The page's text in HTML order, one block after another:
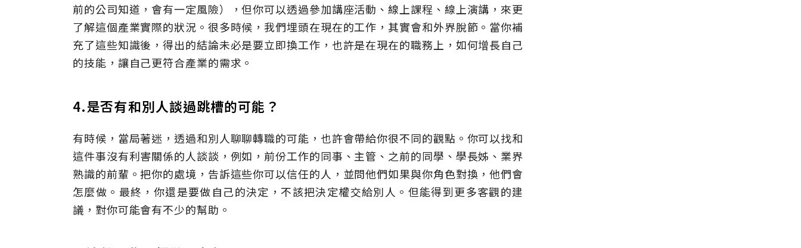
前的公司知道，會有一定風險），但你可以透過參加講座活動、線上課程、線上演講，來更
了解這個產業實際的狀況。很多時候，我們埋頭在現在的工作，其實會和外界脫節。當你補
充了這些知識後，得出的結論未必是要立即換工作，也許是在現在的職務上，如何增長自己
的技能，讓自己更符合產業的需求。
4.是否有和別人談過跳槽的可能？
有時候，當局著迷，透過和別人聊聊轉職的可能，也許會帶給你很不同的觀點。你可以找和
這件事沒有利害關係的人談談，例如，前份工作的同事、主管、之前的同學、學長姊、業界
熟識的前輩。把你的處境，告訴這些你可以信任的人，並問他們如果與你角色對換，他們會
怎麼做。最終，你還是要做自己的決定，不該把決定權交給別人。但能得到更多客觀的建
議，對你可能會有不少的幫助。